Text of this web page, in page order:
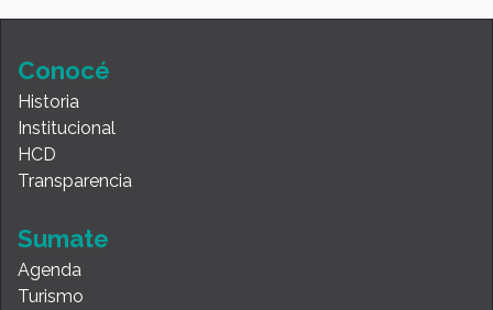
Conocé
Historia
Institucional
HCD
Transparencia
Sumate
Agenda
Turismo